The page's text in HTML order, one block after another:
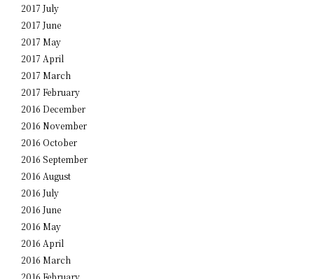
2017 July
2017 June
2017 May
2017 April
2017 March
2017 February
2016 December
2016 November
2016 October
2016 September
2016 August
2016 July
2016 June
2016 May
2016 April
2016 March
2016 February